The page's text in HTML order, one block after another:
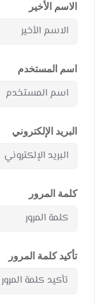
الاسم الأخير
اسم المستخدم
البريد الإلكتروني
كلمة المرور
تأكيد كلمة المرور